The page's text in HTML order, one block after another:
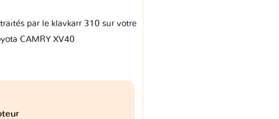
par le klavkarr 310 sur votre
CAMRY XV40